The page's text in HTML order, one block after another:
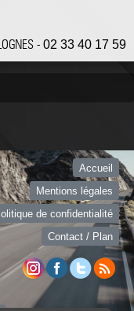
- 02 33 40 17 59
Accueil
Mentions légales
de confidentialité
Contact / Plan